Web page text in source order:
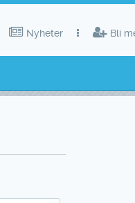
Bli
Nyheter